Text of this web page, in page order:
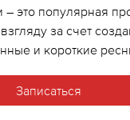
это популярная
за счет
и короткие
Записаться